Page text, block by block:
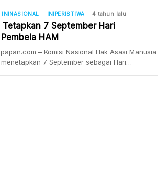
ININASIONAL INIPERISTIWA 4 tahun lalu
Tetapkan 7 September Hari
HAM
– Komisi Nasional Hak Asasi Manusia
menetapkan 7 September sebagai Hari